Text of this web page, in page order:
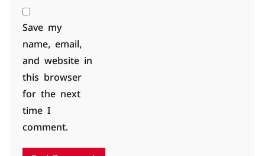
Save my
name, email,
and website in
this browser
for the next
time I
comment.